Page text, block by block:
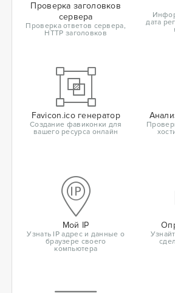
Проверка заголовков
сервера
Проверка ответов сервера,
HTTP заголовков
дата
Favicon.ico генератор
Создание фавиконки для
вашего ресурса онлайн
Мой IP
Узнать IP адрес и данные о
браузере своего
компьютера